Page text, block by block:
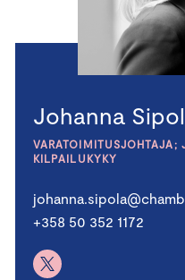
Johanna
VARATOIMITUSJOHTAJA;
KILPAILUKYKY
+358 50 352 1172